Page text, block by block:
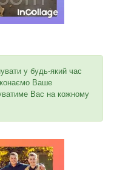
у будь-який час
Ваше
Вас на кожному